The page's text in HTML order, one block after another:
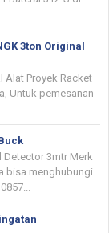
3ton Original
Alat Proyek Racket
Untuk pemesanan
Detector 3mtr Merk
bisa menghubungi